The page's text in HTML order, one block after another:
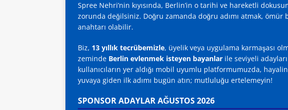
Spree Nehri’nin kıyısında, Berlin’in o tarihi ve hareketli
zorunda değilsiniz. Doğru zamanda doğru adımı atmak,
anahtarı olabilir.
Biz, 13 yıllık tecrübemizle, üyelik veya uygulama karmaşası
zeminde Berlin evlenmek isteyen bayanlar ile seviyeli
kullanıcıların yer aldığı mobil uyumlu platformumuzda,
yuvaya giden ilk adımı bugün atın; mutluluğu ertelemeyin!
SPONSOR ADAYLAR AĞUSTOS 2026